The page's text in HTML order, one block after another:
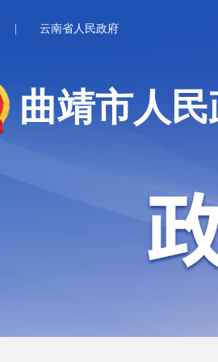
云南省人民政府
曲靖市人